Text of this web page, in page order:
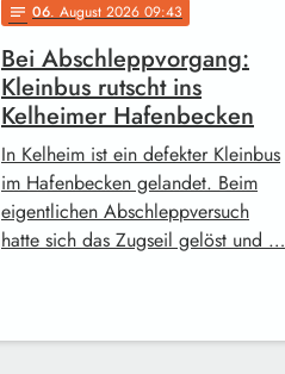
notes 06. August 2026 09:43
Bei Abschleppvorgang:
Kleinbus rutscht ins
Kelheimer Hafenbecken
In Kelheim ist ein defekter Kleinbus
im Hafenbecken gelandet. Beim
eigentlichen Abschleppversuch
hatte sich das Zugseil gelöst und …